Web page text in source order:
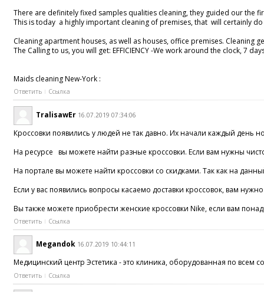
There are definitely fixed samples qualities cleaning, they guided our
This is today a highly important cleaning of premises, that will certainly
Cleaning apartment houses, as well as houses, office premises. Cleaning
The Calling to us, you will get: EFFICIENCY -We work around the clock, 7
Maids cleaning New-York :
Ответить Ссылка
TralisawEr 16.07.2019 07:34:06
Кроссовки появились у людей не так давно. Их начали каждый день
На ресурсе вы можете найти разные кроссовки. Если вам нужны
На портале вы можете найти кроссовки со скидками. Так как на
Если у вас появились вопросы касаемо доставки кроссовок, вам
Вы также можете приобрести женские кроссовки Nike, если вам
Ответить Ссылка
Megandok 16.07.2019 10:44:11
Медицинский центр Эстетика - это клиника, оборудованная по
Ответить Ссылка